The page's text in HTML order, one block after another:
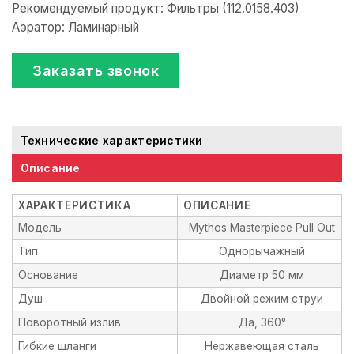
Рекомендуемый продукт: Фильтры (112.0158.403)
Аэратор: Ламинарный
Заказать звонок
Технические характеристики
Описание
ХАРАКТЕРИСТИКА
ОПИСАНИЕ
Модель
Mythos Masterpiece Pull Out
Тип
Однорычажный
Основание
Диаметр 50 мм
Душ
Двойной режим струи
Поворотный излив
Да, 360°
Гибкие шланги
Нержавеющая сталь